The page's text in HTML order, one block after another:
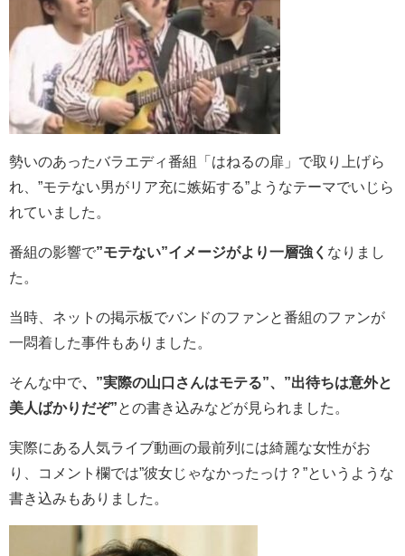
勢いのあったバラエディ番組「はねるの扉」で取り上げら
れ、”モテない男がリア充に嫉妬する”ようなテーマでいじら
れていました。
番組の影響で”モテない”イメージがより一層強く なりまし
た。
当時、ネットの掲示板でバンドのファンと番組のファンが
一悶着した事件もありました。
そんな中で 、”実際の山口さんはモテる”、”出待ちは意外と
美人ばかりだぞ” との書き込みなどが見られました。
実際にある人気ライブ動画の最前列には綺麗な女性がお
り、コメント欄では”彼女じゃなかったっけ？”というような
書き込みもありました。